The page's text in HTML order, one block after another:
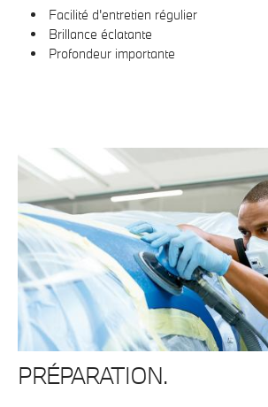
Facilité d'entretien régulier
Brillance éclatante
Profondeur importante
PRÉPARATION.